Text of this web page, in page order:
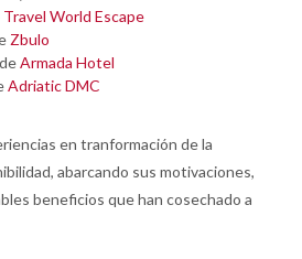
Travel World Escape
Zbulo
Armada Hotel
Adriatic DMC
en tranformación de la
abarcando sus motivaciones,
beneficios que han cosechado a